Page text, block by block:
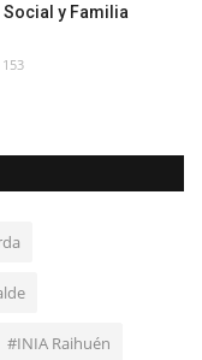
Social y Familia
153
#INIA Raihuén